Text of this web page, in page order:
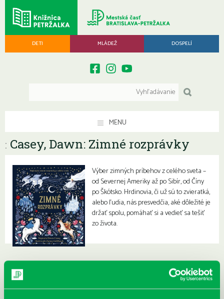
DETI MLÁDEŽ DOSPELÍ
MENU
: Casey, Dawn: Zimné rozprávky
Výber zimných príbehov z celého sveta –
od Severnej Ameriky až po Sibír, od Číny
po Škótsko. Hrdinovia, či už sú to zvieratká,
alebo ľudia, nás presvedčia, aké dôležité je
držať spolu, pomáhať si a vedieť sa tešiť
zo života.